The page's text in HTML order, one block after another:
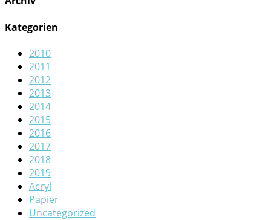
Kategorien
2010
2011
2012
2013
2014
2015
2016
2017
2018
2019
Acryl
Papier
Uncategorized